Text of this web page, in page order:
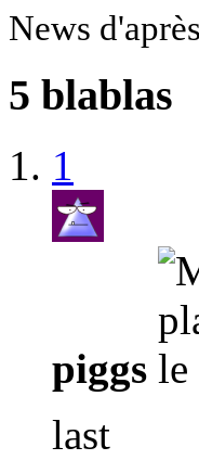
News
5 blablas
1
piggs
last